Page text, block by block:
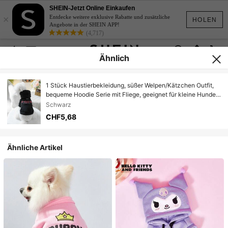
HOLEN
×
SHEIN-Jetzt Online Einkaufen
Entdecke weitere exklusive Rabatte und zusätzliche
Angebote in der SHEIN APP!
(4,717)
Ähnlich
1 Stück Haustierbekleidung, süßer Welpen/Kätzchen Outfit,
bequeme Hoodie Serie mit Fliege, geeignet für kleine Hunde,
Frühling/Herbst - Schwarz
Schwarz
CHF5,68
Ähnliche Artikel